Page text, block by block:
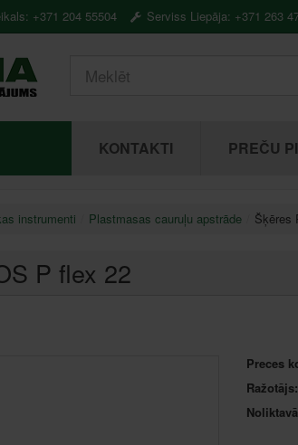
+371 204 55504 Serviss Liepāja: +371 263
KONTAKTI PREČU
instrumenti Plastmasas cauruļu apstrāde Šķēres
P flex 22
Preces
Ražotājs: